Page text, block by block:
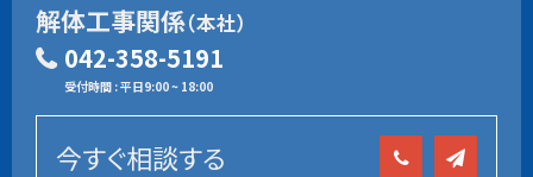
解体工事関係（本社）
042-358-5191
受付時間 : 平日9:00 ~ 18:00
今すぐ相談する